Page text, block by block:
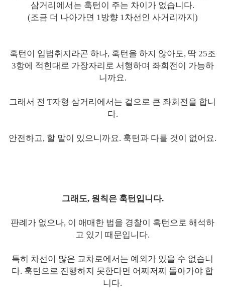
삼거리에서는 훅턴이 주는 차이가 없습니다.
(조금 더 나아가면 1방향 1차선인 사거리까지)
훅턴이 입법취지라곤 하나, 훅턴을 하지 않아도, 딱 25조
3항에 적힌대로 가장자리로 서행하며 좌회전이 가능하
니까요.
그래서 전 T자형 삼거리에서는 겉으로 큰 좌회전을 합니
다.
안전하고, 할 말이 있으니까요. 훅턴과 다를 것이 없어요.
그래도, 원칙은 훅턴입니다.
판례가 없으나, 이 애매한 법을 경찰이 훅턴으로 해석하
고 있기 때문입니다.
특히 차선이 많은 교차로에서는 예외가 있을 수 없습니
다. 훅턴으로 진행하지 못한다면 어찌저찌 돌아가야 합
니다.